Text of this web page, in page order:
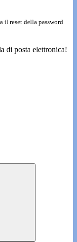
il reset della password
di posta elettronica!